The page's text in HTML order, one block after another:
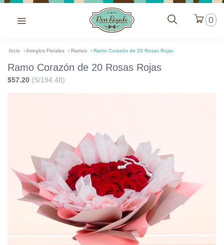
0
Incio ›Arreglos Florales › Ramos › Ramo Corazón de 20 Rosas Rojas
Ramo Corazón de 20 Rosas Rojas
$57.20 (S/194.48)